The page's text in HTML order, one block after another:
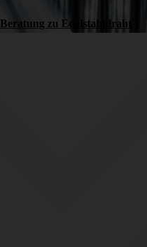
Beratung zu Edelstahldraht